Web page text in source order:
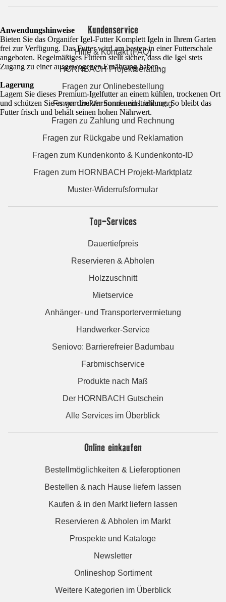
Anwendungshinweise
Bieten Sie das Organifer Igel-Futter Komplett Igeln in Ihrem Garten
frei zur Verfügung. Das Futter wird am besten in einer Futterschale
angeboten. Regelmäßiges Füttern stellt sicher, dass die Igel stets
Zugang zu einer ausgewogenen Ernährung haben.
Lagerung
Lagern Sie dieses Premium-Igelfutter an einem kühlen, trockenen Ort
und schützen Sie es vor direkter Sonneneinstrahlung. So bleibt das
Futter frisch und behält seinen hohen Nährwert.
Kundenservice
Hilfe & Kontakt (FAQ)
HORNBACH Projektberatung
Fragen zur Onlinebestellung
Fragen zu Versand und Lieferung
Fragen zu Zahlung und Rechnung
Fragen zur Rückgabe und Reklamation
Fragen zum Kundenkonto & Kundenkonto-ID
Fragen zum HORNBACH Projekt-Marktplatz
Muster-Widerrufsformular
Top-Services
Dauertiefpreis
Reservieren & Abholen
Holzzuschnitt
Mietservice
Anhänger- und Transportervermietung
Handwerker-Service
Seniovo: Barrierefreier Badumbau
Farbmischservice
Produkte nach Maß
Der HORNBACH Gutschein
Alle Services im Überblick
Online einkaufen
Bestellmöglichkeiten & Lieferoptionen
Bestellen & nach Hause liefern lassen
Kaufen & in den Markt liefern lassen
Reservieren & Abholen im Markt
Prospekte und Kataloge
Newsletter
Onlineshop Sortiment
Weitere Kategorien im Überblick